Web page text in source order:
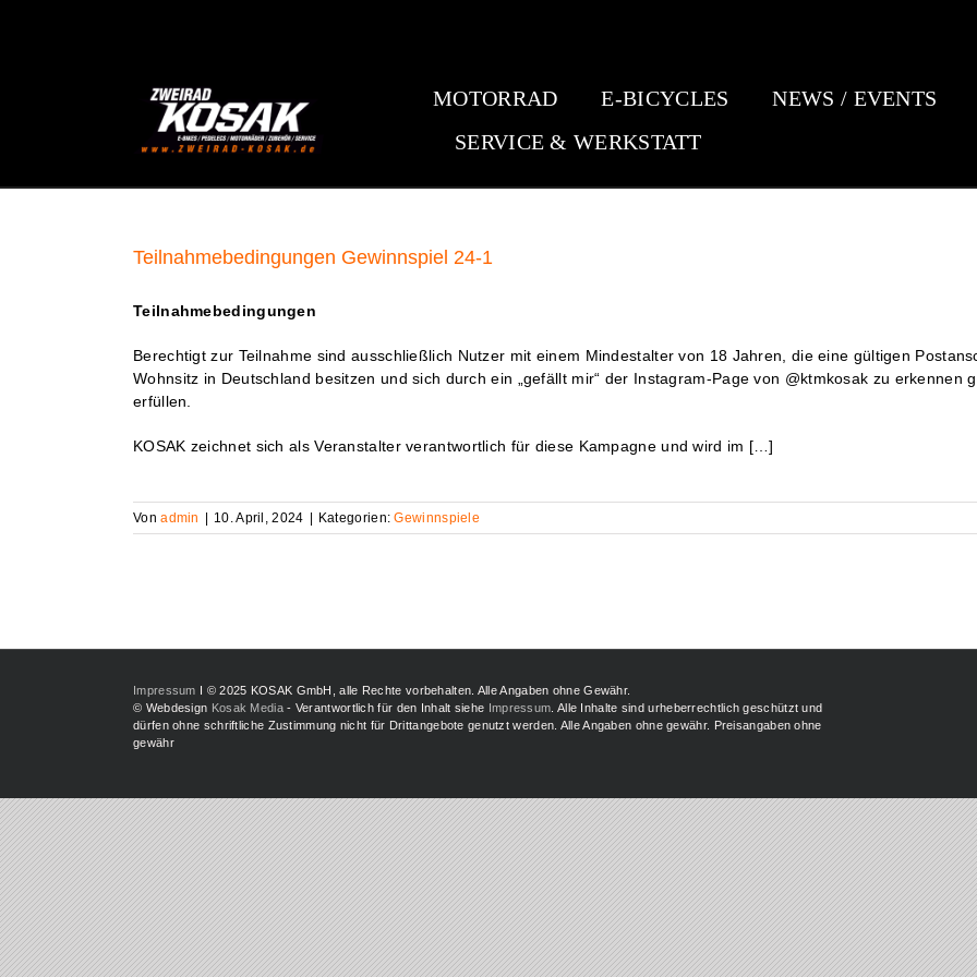
MOTORRAD E-BICYCLES NEWS / EVENTS
SERVICE & WERKSTATT
Teilnahmebedingungen Gewinnspiel 24-1
Teilnahmebedingungen
Berechtigt zur Teilnahme sind ausschließlich Nutzer mit einem Mindestalter von 18 Jahren, die eine gültigen
Wohnsitz in Deutschland besitzen und sich durch ein „gefällt mir“ der Instagram-Page von @ktmkosak zu erkennen
erfüllen.
KOSAK zeichnet sich als Veranstalter verantwortlich für diese Kampagne und wird im […]
Vonadmin 10. April, 2024 Kategorien:Gewinnspiele
Impressum I © 2025 KOSAK GmbH, alle Rechte vorbehalten. Alle Angaben ohne Gewähr.
© Webdesign Kosak Media- Verantwortlich für den Inhalt siehe Impressum . Alle Inhalte sind urheberrechtlich geschützt und
dürfen ohne schriftliche Zustimmung nicht für Drittangebote genutzt werden. Alle Angaben ohne gewähr. Preisangaben ohne
gewähr